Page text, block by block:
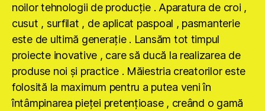
noilor tehnologii de producţie . Aparatura de croi ,
cusut , surfilat , de aplicat paspoal , pasmanterie
este de ultimă generaţie . Lansăm tot timpul
proiecte inovative , care să ducă la realizarea de
produse noi şi practice . Măiestria creatorilor este
folosită la maximum pentru a putea veni în
întâmpinarea pieţei pretenţioase , creând o gamă